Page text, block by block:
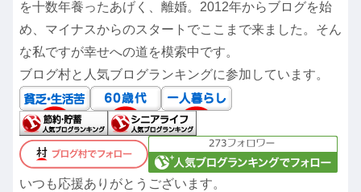
を十数年養ったあげく、離婚。2012年からブログを始
め、マイナスからのスタートでここまで来ました。そん
な私ですが幸せへの道を模索中です。
ブログ村と人気ブログランキングに参加しています。
いつも応援ありがとうございます。